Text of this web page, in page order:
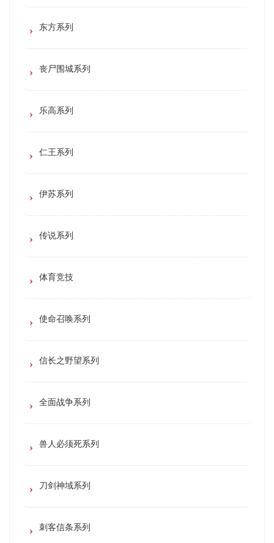
东方系列
丧尸围城系列
乐高系列
仁王系列
伊苏系列
传说系列
体育竞技
使命召唤系列
信长之野望系列
全面战争系列
兽人必须死系列
刀剑神域系列
刺客信条系列